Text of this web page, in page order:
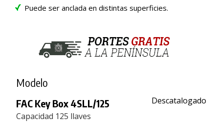
Puede ser anclada en distintas superficies.
Modelo
FAC Key Box 4SLL/125
Capacidad 125 llaves
Descatalogado